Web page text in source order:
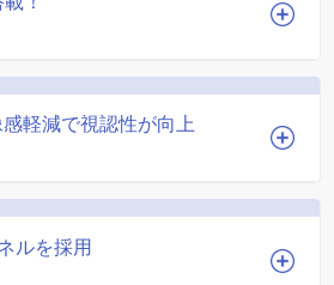
軽減で視認性が向上
ルを採用